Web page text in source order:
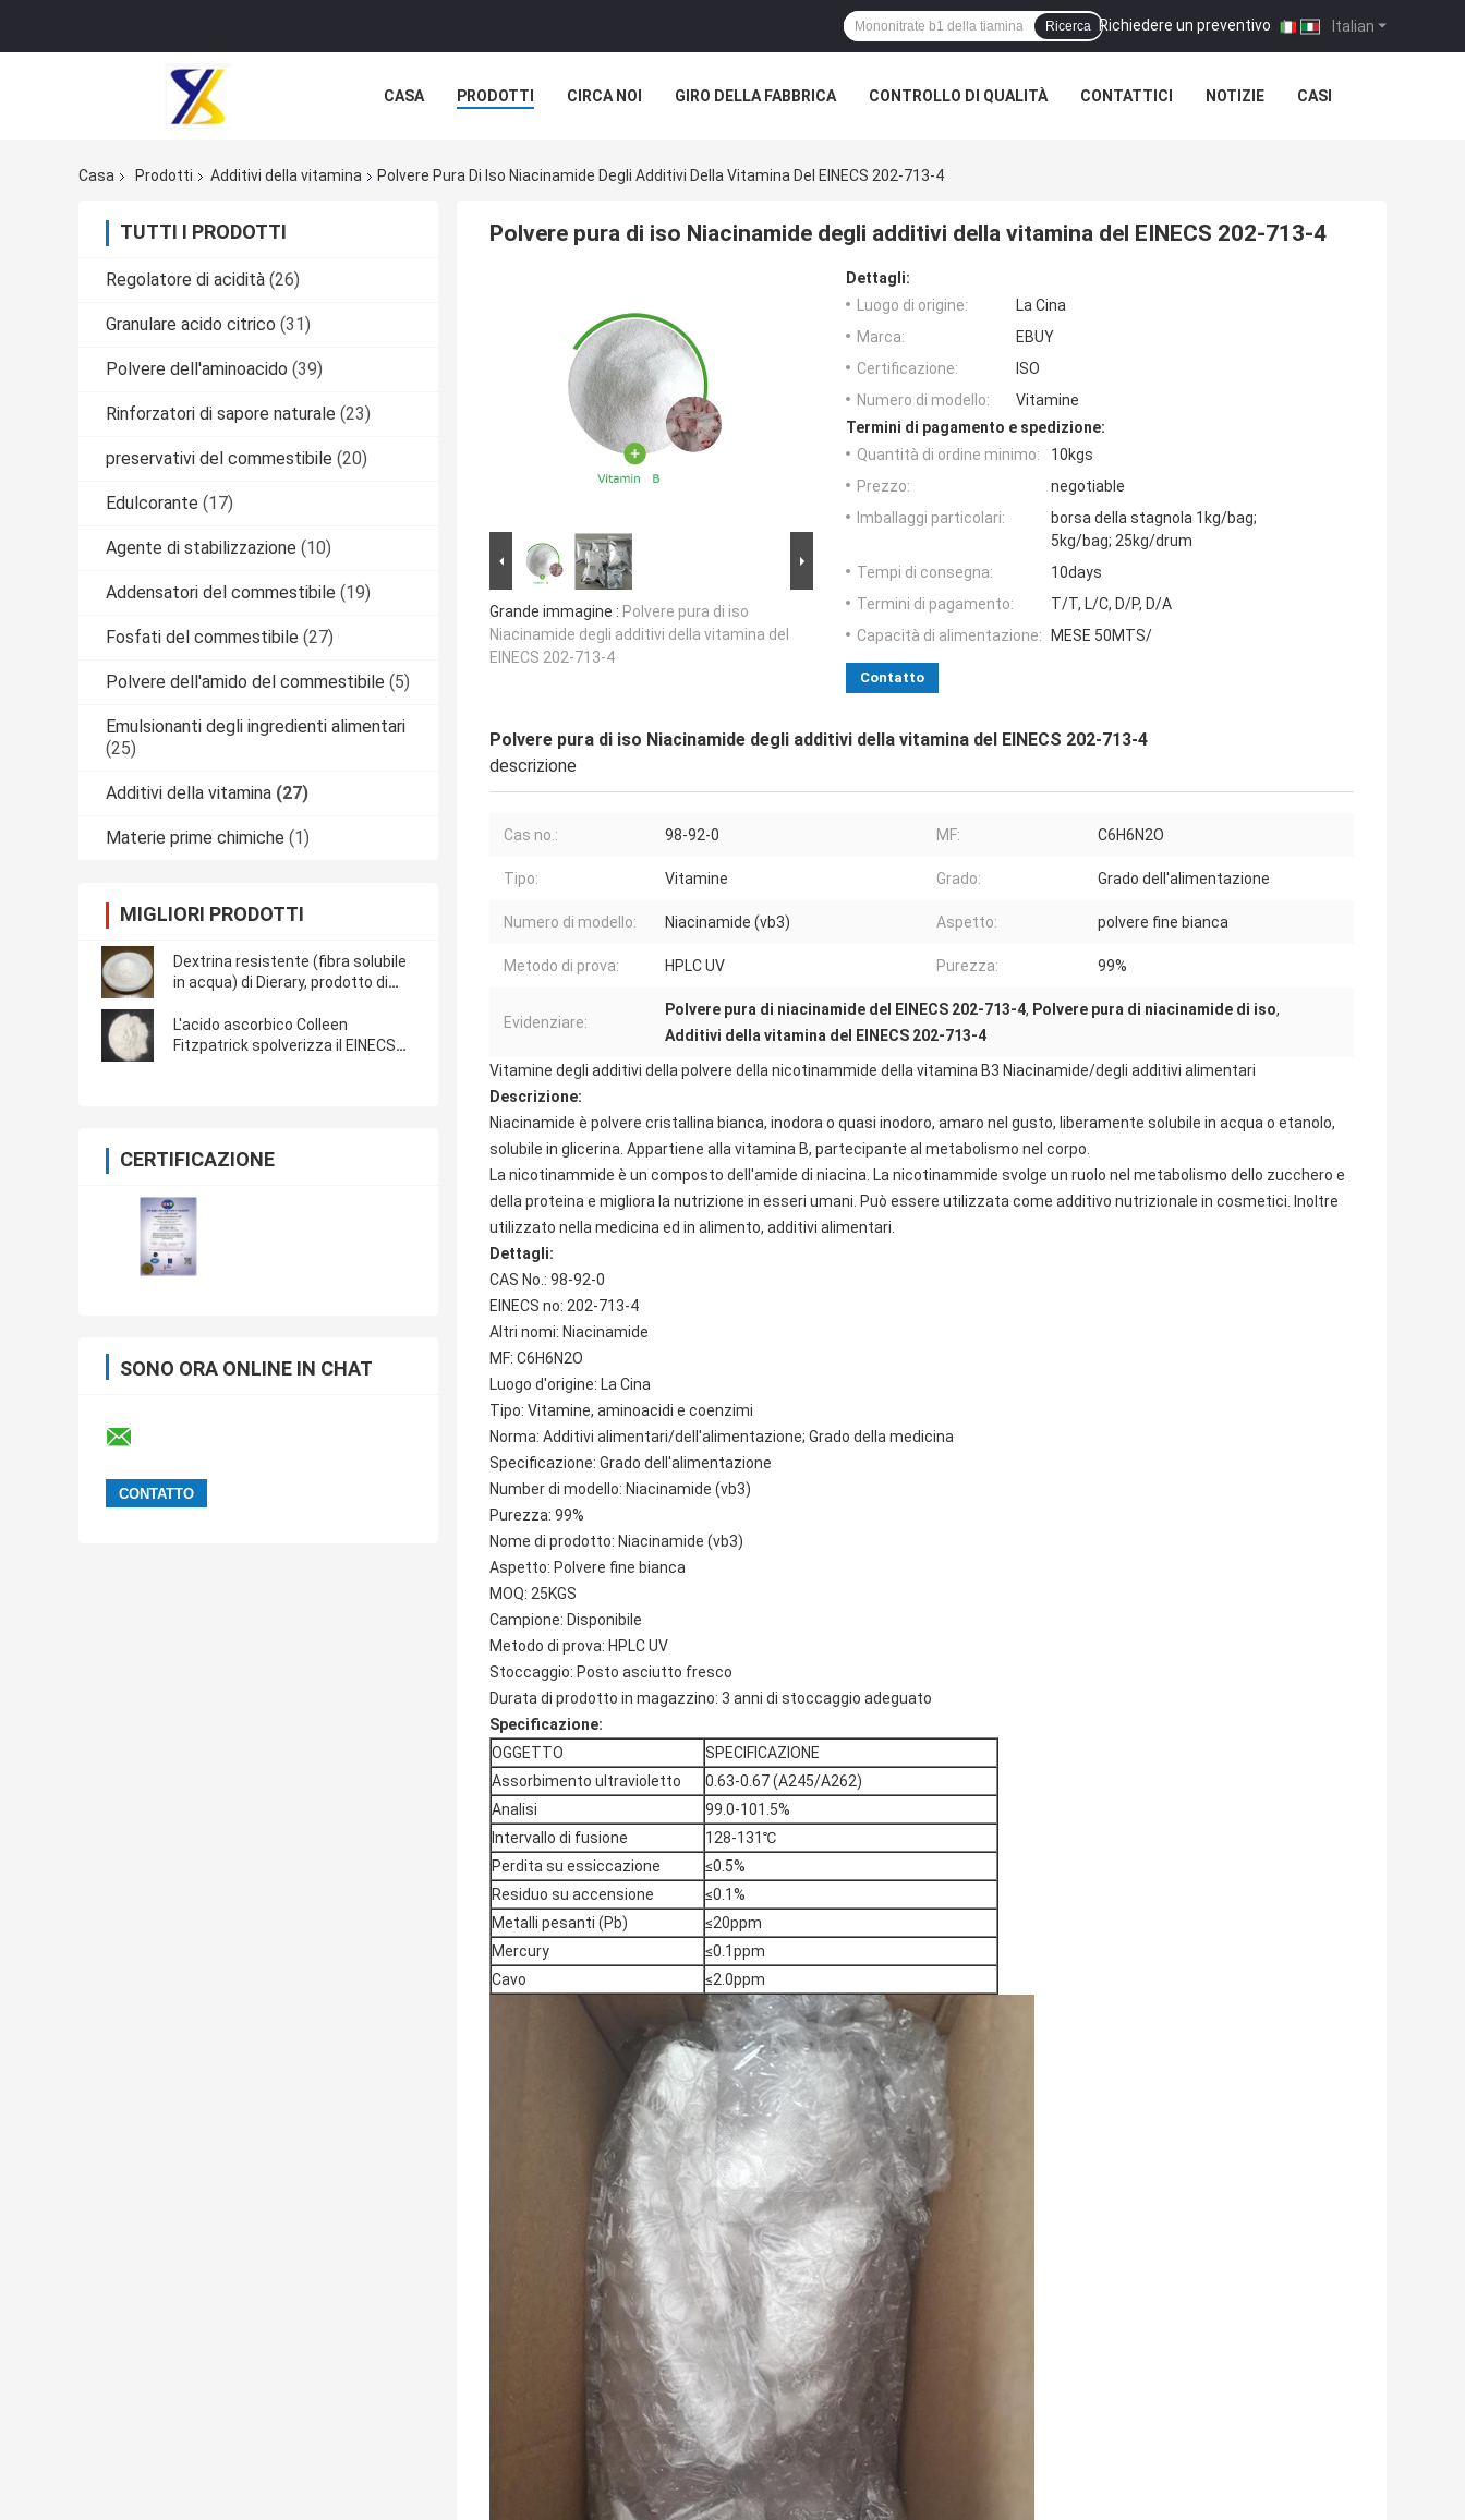
Italian
Richiedere un preventivo |
Ricerca
CASA PRODOTTI CIRCA NOI GIRO DELLA FABBRICA CONTROLLO DI QUALITÀ CONTATTICI NOTIZIE CASI
Casa Prodotti Additivi della vitamina Polvere Pura Di Iso Niacinamide Degli Additivi Della Vitamina Del EINECS 202-713-4
TUTTI I PRODOTTI
Regolatore di acidità (26)
Granulare acido citrico (31)
Polvere dell'aminoacido (39)
Rinforzatori di sapore naturale (23)
preservativi del commestibile (20)
Edulcorante (17)
Agente di stabilizzazione (10)
Addensatori del commestibile (19)
Fosfati del commestibile (27)
Polvere dell'amido del commestibile (5)
Emulsionanti degli ingredienti alimentari
(25)
Additivi della vitamina (27)
Materie prime chimiche (1)
MIGLIORI PRODOTTI
Dextrina resistente (fibra solubile
in acqua) di Dierary, prodotto di
L'acido ascorbico Colleen
Fitzpatrick spolverizza il EINECS
CERTIFICAZIONE
SONO ORA ONLINE IN CHAT
Polvere pura di iso Niacinamide degli additivi della vitamina del EINECS 202-713-4
Grande immagine : Polvere pura di iso
Niacinamide degli additivi della vitamina del
EINECS 202-713-4
Dettagli:
Luogo di origine:
La Cina
Marca:
EBUY
Certificazione:
ISO
Numero di modello:
Vitamine
Termini di pagamento e spedizione:
Quantità di ordine minimo:
10kgs
Prezzo:
negotiable
Imballaggi particolari:
borsa della stagnola 1kg/bag;
5kg/bag; 25kg/drum
Tempi di consegna:
10days
Termini di pagamento:
T/T, L/C, D/P, D/A
Capacità di alimentazione:
MESE 50MTS/
Contatto
Polvere pura di iso Niacinamide degli additivi della vitamina del EINECS 202-713-4
descrizione
Cas no.: 98-92-0 MF: C6H6N2O
Tipo: Vitamine Grado: Grado dell'alimentazione
Numero di modello: Niacinamide (vb3) Aspetto: polvere fine bianca
Metodo di prova: HPLC UV Purezza: 99%
Evidenziare:
Polvere pura di niacinamide del EINECS 202-713-4, Polvere pura di niacinamide di iso,
Additivi della vitamina del EINECS 202-713-4
Vitamine degli additivi della polvere della nicotinammide della vitamina B3 Niacinamide/degli additivi alimentari
Descrizione:
Niacinamide è polvere cristallina bianca, inodora o quasi inodoro, amaro nel gusto, liberamente solubile in acqua o etanolo,
solubile in glicerina. Appartiene alla vitamina B, partecipante al metabolismo nel corpo.
La nicotinammide è un composto dell'amide di niacina. La nicotinammide svolge un ruolo nel metabolismo dello zucchero e
della proteina e migliora la nutrizione in esseri umani. Può essere utilizzata come additivo nutrizionale in cosmetici. Inoltre
utilizzato nella medicina ed in alimento, additivi alimentari.
Dettagli:
CAS No.: 98-92-0
EINECS no: 202-713-4
Altri nomi: Niacinamide
MF: C6H6N2O
Luogo d'origine: La Cina
Tipo: Vitamine, aminoacidi e coenzimi
Norma: Additivi alimentari/dell'alimentazione; Grado della medicina
Specificazione: Grado dell'alimentazione
Number di modello: Niacinamide (vb3)
Purezza: 99%
Nome di prodotto: Niacinamide (vb3)
Aspetto: Polvere fine bianca
MOQ: 25KGS
Campione: Disponibile
Metodo di prova: HPLC UV
Stoccaggio: Posto asciutto fresco
Durata di prodotto in magazzino: 3 anni di stoccaggio adeguato
Specificazione:
OGGETTO
SPECIFICAZIONE
Assorbimento ultravioletto
0.63-0.67 (A245/A262)
Analisi
99.0-101.5%
Intervallo di fusione
128-131℃
Perdita su essiccazione
≤0.5%
Residuo su accensione
≤0.1%
Metalli pesanti (Pb)
≤20ppm
Mercury
≤0.1ppm
Cavo
≤2.0ppm